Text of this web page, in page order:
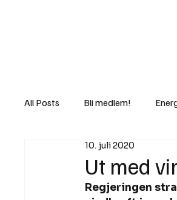
All Posts Bli medlem!
Lov og rett Lovbrudd
Ut med
10. juli 2020
Regjeringen